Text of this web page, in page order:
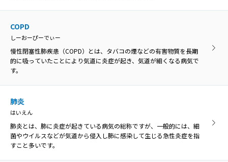
COPD
しーおーぴーでぃー
慢性閉塞性肺疾患（COPD）とは、タバコの煙などの有害物質を長期
的に吸っていたことにより気道に炎症が起き、気道が細くなる病気で
す。
肺炎
はいえん
肺炎とは、肺に炎症が起きている病気の総称ですが、一般的には、細
菌やウイルスなどが気道から侵入し肺に感染して生じる急性炎症を指
すこと多いです。